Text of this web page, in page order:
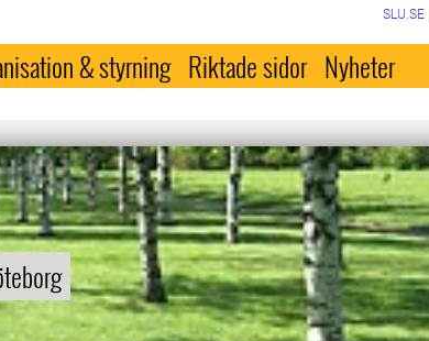
SLU.SE
& styrning Riktade sidor Nyheter